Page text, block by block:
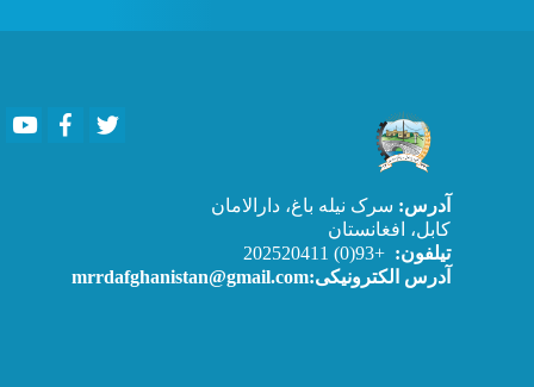
YoutubeFacebook
آدرس: سرک نیله باغ، دارالامان
کابل، افغانستان
تیلفون: +93(0) 202520411
آدرس الکترونیکی:mrrdafghanistan@gmail.com